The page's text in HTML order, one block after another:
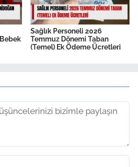
Sağlık Personeli 2026
Temmuz Dönemi Taban
(Temel) Ek Ödeme Ücretleri